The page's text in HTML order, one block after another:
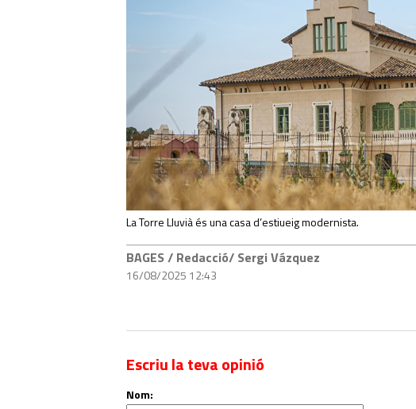
La Torre Lluvià és una casa d’estiueig modernista.
BAGES / Redacció/ Sergi Vázquez
16/08/2025 12:43
Escriu la teva opinió
Nom: